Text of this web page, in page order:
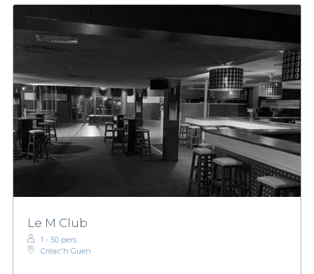
Le M Club
1 - 50 pers.
Créac'h Guen